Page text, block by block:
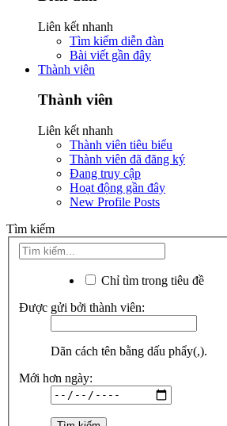
Liên kết nhanh
Tìm kiếm diễn đàn
Bài viết gần đây
Thành viên
Thành viên
Liên kết nhanh
Thành viên tiêu biểu
Thành viên đã đăng ký
Đang truy cập
Hoạt động gần đây
New Profile Posts
Tìm kiếm
Chỉ tìm trong tiêu đề
Được gửi bởi thành viên:
Dãn cách tên bằng dấu phẩy(,).
Mới hơn ngày: